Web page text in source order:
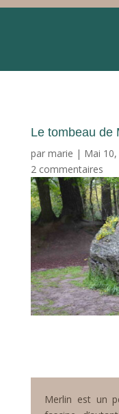
Le tombeau de
par marie | Mai
2 commentaires
Merlin est un